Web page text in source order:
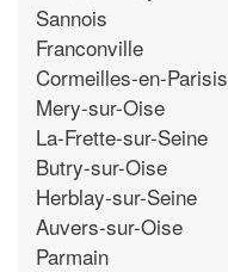
Sannois
Franconville
Cormeilles-en-Parisis
Mery-sur-Oise
La-Frette-sur-Seine
Butry-sur-Oise
Herblay-sur-Seine
Auvers-sur-Oise
Parmain